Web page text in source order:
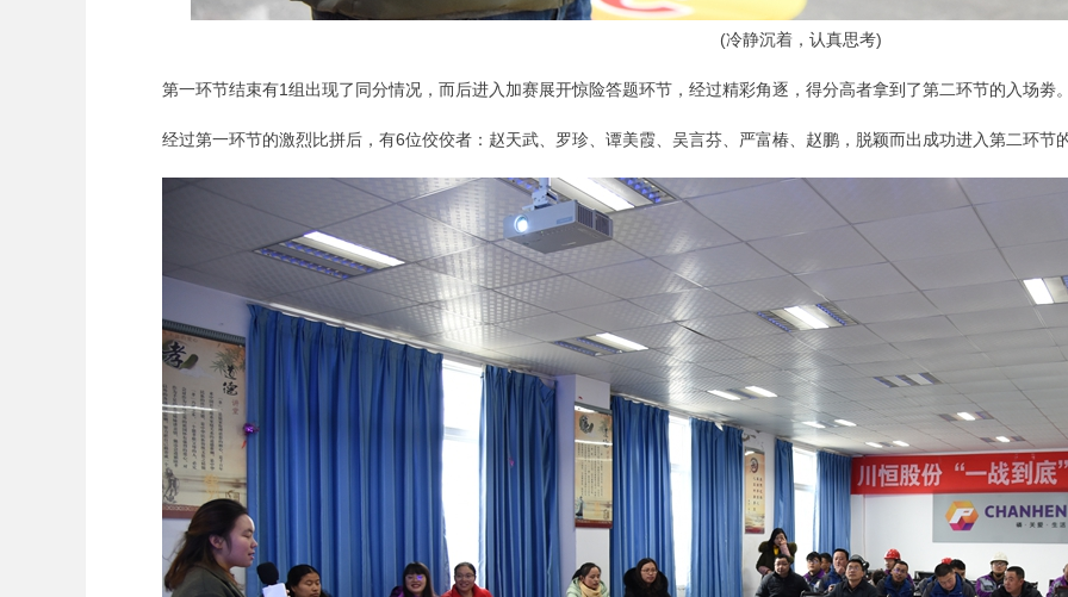
(冷静沉着，认真思考)
第一环节结束有1组出现了同分情况，而后进入加赛展开惊险答题环节，经过精彩角逐，得分高者拿到了第二环节的入场劵
经过第一环节的激烈比拼后，有6位佼佼者：赵天武、罗珍、谭美霞、吴言芬、严富椿、赵鹏，脱颖而出成功进入第二环节